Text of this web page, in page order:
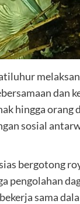
dan
hingga orang
sosial
bergotong
pengolahan
sama